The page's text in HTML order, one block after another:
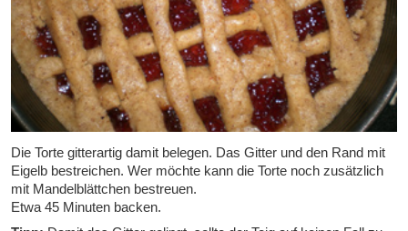
Die Torte gitterartig damit belegen. Das Gitter und den Rand mit
Eigelb bestreichen. Wer möchte kann die Torte noch zusätzlich
mit Mandelblättchen bestreuen.
Etwa 45 Minuten backen.